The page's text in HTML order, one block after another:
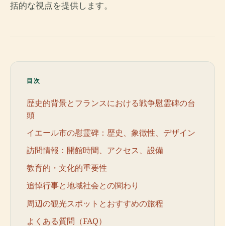
括的な視点を提供します。
目次
歴史的背景とフランスにおける戦争慰霊碑の台
頭
イエール市の慰霊碑：歴史、象徴性、デザイン
訪問情報：開館時間、アクセス、設備
教育的・文化的重要性
追悼行事と地域社会との関わり
周辺の観光スポットとおすすめの旅程
よくある質問（FAQ）